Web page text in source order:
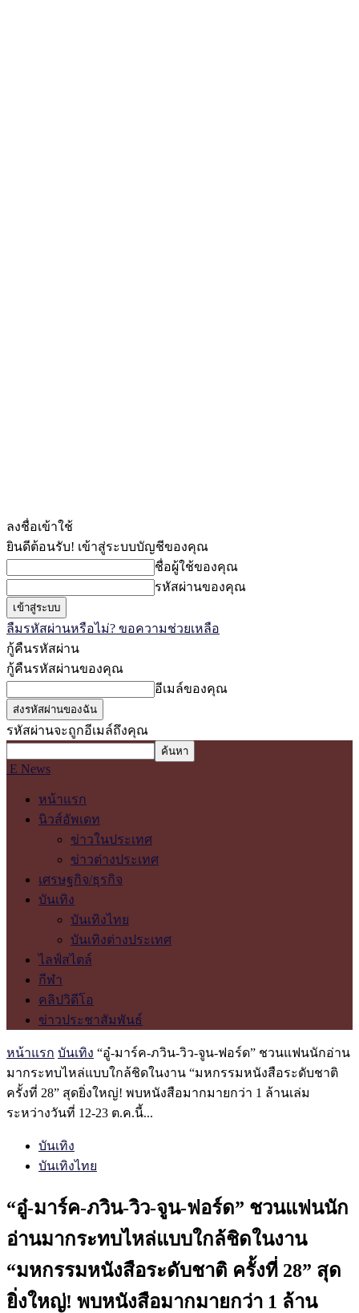
ลงชื่อเข้าใช้
ยินดีต้อนรับ! เข้าสู่ระบบบัญชีของคุณ
ชื่อผู้ใช้ของคุณ
รหัสผ่านของคุณ
ลืมรหัสผ่านหรือไม่? ขอความช่วยเหลือ
กู้คืนรหัสผ่าน
กู้คืนรหัสผ่านของคุณ
อีเมล์ของคุณ
รหัสผ่านจะถูกอีเมล์ถึงคุณ
E News
หน้าแรก
นิวส์อัพเดท
ข่าวในประเทศ
ข่าวต่างประเทศ
เศรษฐกิจ/ธุรกิจ
บันเทิง
บันเทิงไทย
บันเทิงต่างประเทศ
ไลฟ์สไตล์
กีฬา
คลิปวิดีโอ
ข่าวประชาสัมพันธ์
หน้าแรก บันเทิง “อู๋-มาร์ค-ภวิน-วิว-จูน-ฟอร์ด” ชวนแฟนนักอ่าน
มากระทบไหล่แบบใกล้ชิดในงาน “มหกรรมหนังสือระดับชาติ
ครั้งที่ 28” สุดยิ่งใหญ่! พบหนังสือมากมายกว่า 1 ล้านเล่ม
ระหว่างวันที่ 12-23 ต.ค.นี้...
บันเทิง
บันเทิงไทย
“อู๋-มาร์ค-ภวิน-วิว-จูน-ฟอร์ด” ชวนแฟนนัก
อ่านมากระทบไหล่แบบใกล้ชิดในงาน
“มหกรรมหนังสือระดับชาติ ครั้งที่ 28” สุด
ยิ่งใหญ่! พบหนังสือมากมายกว่า 1 ล้าน